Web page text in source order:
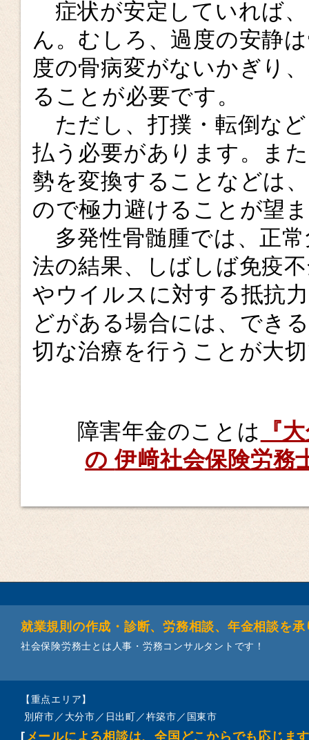
症状が安定していれば
ん。むしろ、過度の安静
度の骨病変がないかぎり
ることが必要です。
ただし、打撲・転倒な
払う必要があります。ま
勢を変換することなどは
ので極力避けることが望
多発性骨髄腫では、正
法の結果、しばしば免疫
やウイルスに対する抵抗
どがある場合には、でき
切な治療を行うことが大
障害年金のことは
『
の伊﨑社会保険労務
就業規則の作成・診断、労務相談、年金相談を承
社会保険労務士とは人事・労務コンサルタントです！
【重点エリア】
別府市／大分市／日出町／杵築市／国東市
[ メールによる相談は、全国どこからでも応じま